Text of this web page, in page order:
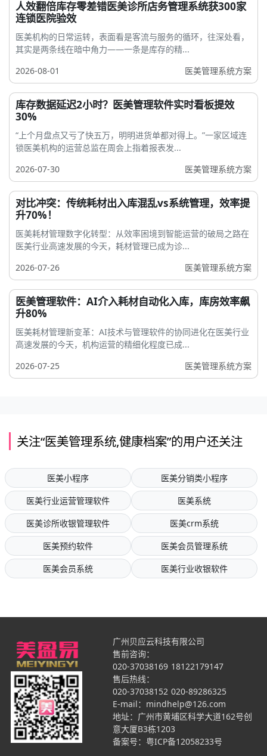
人效翻倍库存零差错医美诊所店务管理系统获300家
连锁医院验效
医美机构的日常运转，表面看是客流与服务的循环，往深处看，
其实是两条线在暗中角力——一条是库存的精...
2026-08-01
医美管理系统方案
库存数据延迟2小时？医美管理软件实时看板提效
30%
“上个月盘点又亏了快五万，明明进货单都对得上。”一家区域连
锁医美机构的运营总监在周会上指着报表发...
2026-07-30
医美管理系统方案
对比冲突：传统耗材出入库混乱vs系统管理，效率提
升70%！
医美耗材管理数字化转型：从效率困境到智能运营的破局之路在
医美行业高速发展的今天，耗材管理已成为诊...
2026-07-26
医美管理系统方案
医美管理软件：AI介入耗材自动化入库，库房效率飙
升80%
医美耗材管理新变革：AI技术与管理软件的协同进化在医美行业
高速发展的今天，机构运营的精细化程度已成...
2026-07-25
医美管理系统方案
关注“医美管理系统,健康档案”的用户还关注
医美小程序
医美分销类小程序
医美行业运营管理软件
医美系统
医美诊所收银管理软件
医美crm系统
医美预约软件
医美会员管理系统
医美会员系统
医美行业收银软件
广州贝应云科技有限公司
售前咨询：
020-37038169 18122179147
售后热线：
020-37038152 020-89286325
E-mail：mindhelp@126.com
地址：广州市黄埔区科学大道162号创
意大厦B3栋1203
备案号： 粤ICP备12058233号